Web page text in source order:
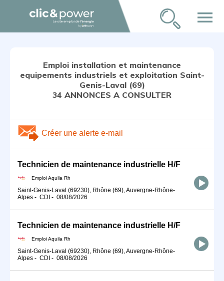
menu
Emploi installation et maintenance
equipements industriels et exploitation Saint-
Genis-Laval (69)
34 ANNONCES A CONSULTER
Créer une alerte e-mail
Technicien de maintenance industrielle H/F
Emploi Aquila Rh
Saint-Genis-Laval (69230), Rhône (69), Auvergne-Rhône-
Alpes - CDI - 08/08/2026
Technicien de maintenance industrielle H/F
Emploi Aquila Rh
Saint-Genis-Laval (69230), Rhône (69), Auvergne-Rhône-
Alpes - CDI - 08/08/2026